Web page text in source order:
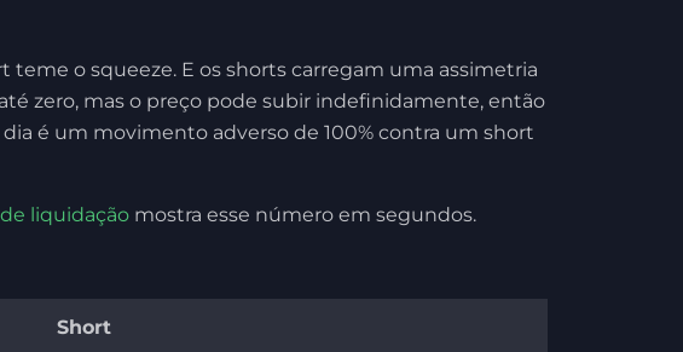
teme o squeeze. E os shorts carregam uma assimetria
zero, mas o preço pode subir indefinidamente, então
é um movimento adverso de 100% contra um short
liquidação mostra esse número em segundos.
Short